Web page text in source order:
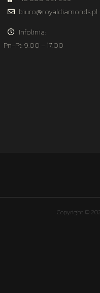
biuro@royaldiamonds.pl
Infolinia:
Pn-Pt: 9.00 – 17.00
Copyright ©